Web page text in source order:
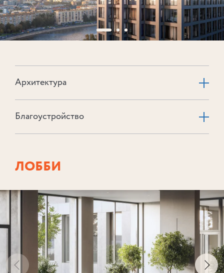
Архитектура
Благоустройство
ЛОББИ